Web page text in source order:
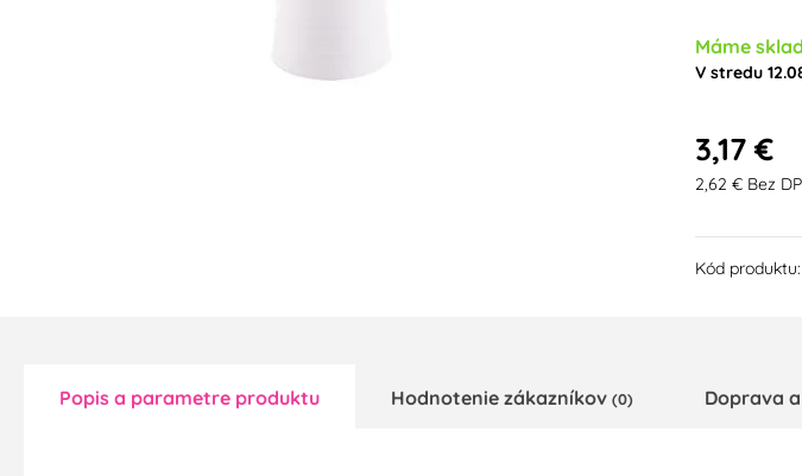
Máme
V stredu
3,17 €
2,62 € Bez
Kód produktu:
Popis a parametre produktu Hodnotenie zákazníkov (0) Doprava